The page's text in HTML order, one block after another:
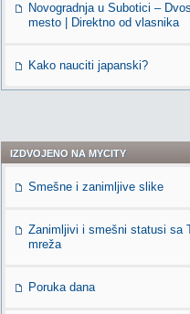
Novogradnja u Subotici –
mesto | Direktno od vlasnika
Kako nauciti japanski?
IZDVOJENO NA MYCITY
Smešne i zanimljive slike
Zanimljivi i smešni statusi sa
mreža
Poruka dana